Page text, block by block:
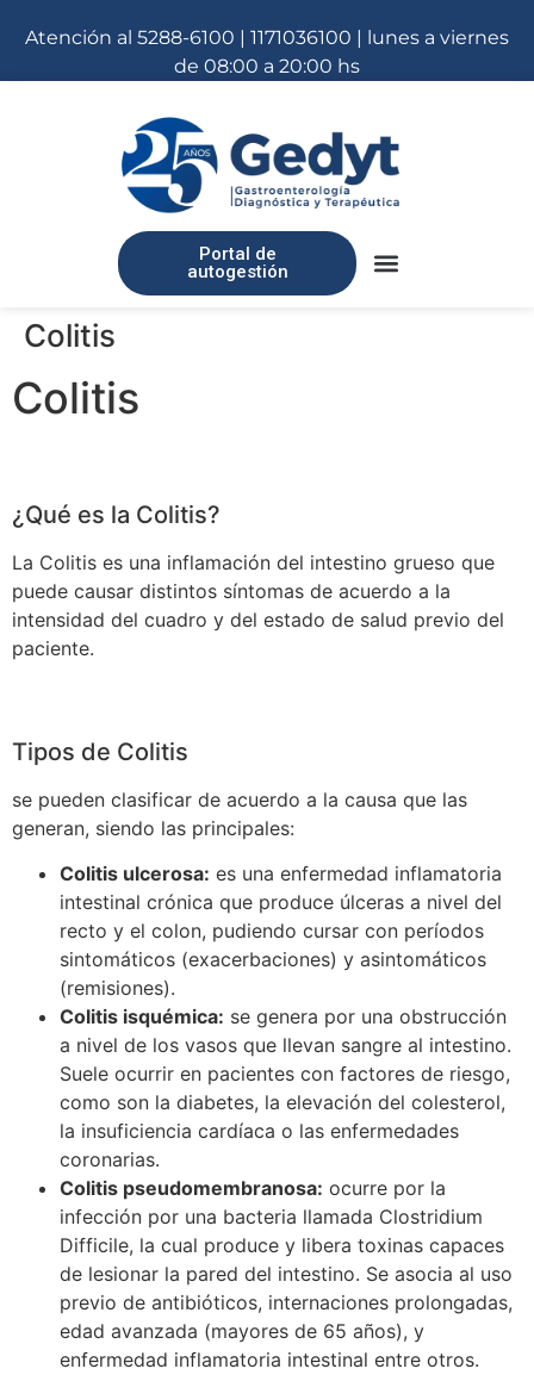
Atención al 5288-6100 | 1171036100 | lunes a viernes
de 08:00 a 20:00 hs
Portal de
autogestión
Colitis
Colitis
¿Qué es la Colitis?
La Colitis es una inflamación del intestino grueso que
puede causar distintos síntomas de acuerdo a la
intensidad del cuadro y del estado de salud previo del
paciente.
Tipos de Colitis
se pueden clasificar de acuerdo a la causa que las
generan, siendo las principales:
Colitis ulcerosa: es una enfermedad inflamatoria
intestinal crónica que produce úlceras a nivel del
recto y el colon, pudiendo cursar con períodos
sintomáticos (exacerbaciones) y asintomáticos
(remisiones).
Colitis isquémica: se genera por una obstrucción
a nivel de los vasos que llevan sangre al intestino.
Suele ocurrir en pacientes con factores de riesgo,
como son la diabetes, la elevación del colesterol,
la insuficiencia cardíaca o las enfermedades
coronarias.
Colitis pseudomembranosa: ocurre por la
infección por una bacteria llamada Clostridium
Difficile, la cual produce y libera toxinas capaces
de lesionar la pared del intestino. Se asocia al uso
previo de antibióticos, internaciones prolongadas,
edad avanzada (mayores de 65 años), y
enfermedad inflamatoria intestinal entre otros.